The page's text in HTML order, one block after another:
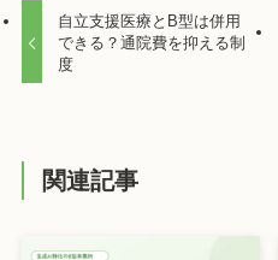
自立支援医療とB型は併用
できる？通院費を抑える制
度
関連記事